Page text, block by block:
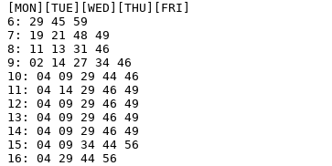
[MON][TUE][WED][THU][FRI]
6: 29 45 59
7: 19 21 48 49
8: 11 13 31 46
9: 02 14 27 34 46
10: 04 09 29 44 46
11: 04 14 29 46 49
12: 04 09 29 46 49
13: 04 09 29 46 49
14: 04 09 29 46 49
15: 04 09 34 44 56
16: 04 29 44 56